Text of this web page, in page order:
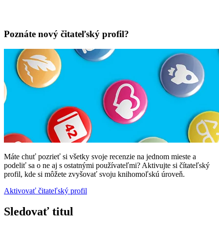
Poznáte nový čitateľský profil?
Máte chuť pozrieť si všetky svoje recenzie na jednom mieste a
podeliť sa o ne aj s ostatnými používateľmi? Aktivujte si čítateľský
profil, kde si môžete zvyšovať svoju knihomoľskú úroveň.
Aktivovať čitateľský profil
Sledovať titul